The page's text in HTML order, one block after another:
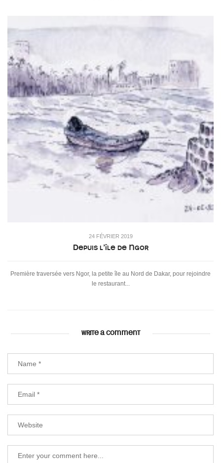
24 FÉVRIER 2019
Depuis l’île de Ngor
Première traversée vers Ngor, la petite île au Nord de Dakar, pour rejoindre
le restaurant...
WRITE A COMMENT